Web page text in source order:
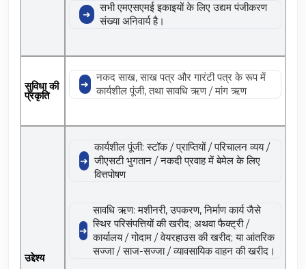
सभी एमएसएमई इकाइयों के लिए उद्यम पंजीकरण
संख्या अनिवार्य है।
सुविधा की
प्रकृति
नकद साख, साख पत्र और गारंटी पत्र के रूप में
कार्यशील पूंजी, तथा सावधि ऋण / मांग ऋण
उद्देश्य
कार्यशील पूंजी: स्टॉक / प्राप्तियों / परिचालन व्यय /
जीएसटी भुगतान / नकदी प्रवाह में बेमेल के लिए
वित्तपोषण
सावधि ऋण: मशीनरी, उपकरण, निर्माण कार्य जैसे
स्थिर परिसंपत्तियों की खरीद; अथवा फैक्ट्री /
कार्यालय / गोदाम / वेयरहाउस की खरीद; या आंतरिक
सज्जा / साज-सज्जा / व्यावसायिक वाहन की खरीद।